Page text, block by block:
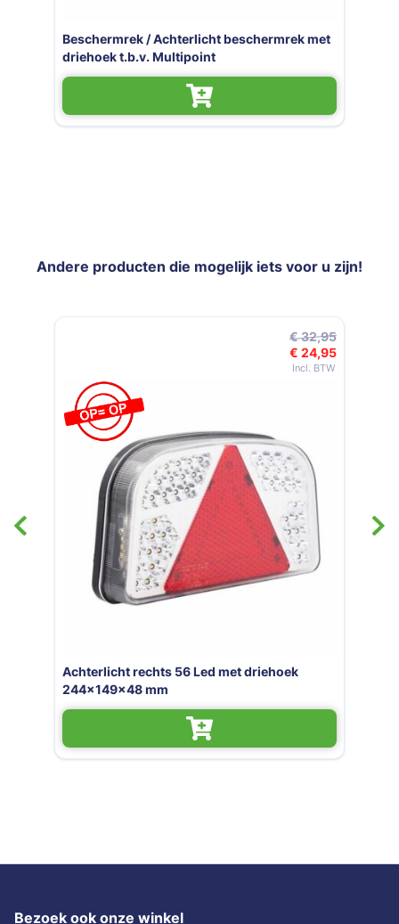
Multipoint rechts
Andere producten die mogelijk iets voor u zijn!
Navigeren door de elementen van de carrousel is mogelijk met
Druk om carrousel over te slaan
Druk op om naar carrouselnavigatie te gaan
Achterlicht links 56 Led met driehoek
244x149x48 mm
Bezoek ook onze winkel